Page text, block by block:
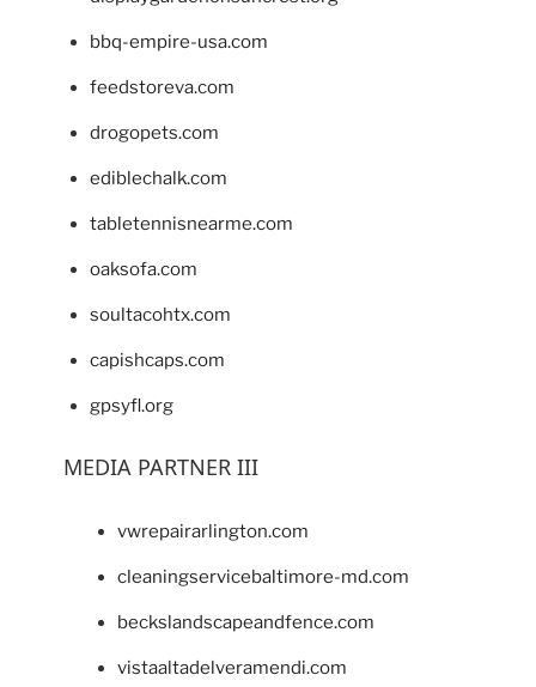
bbq-empire-usa.com
feedstoreva.com
drogopets.com
ediblechalk.com
tabletennisnearme.com
oaksofa.com
soultacohtx.com
capishcaps.com
gpsyfl.org
MEDIA PARTNER III
vwrepairarlington.com
cleaningservicebaltimore-md.com
beckslandscapeandfence.com
vistaaltadelveramendi.com